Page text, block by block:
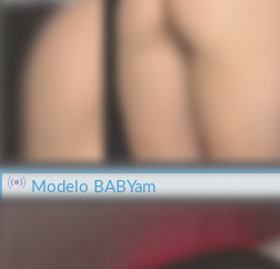
Modelo BABYam